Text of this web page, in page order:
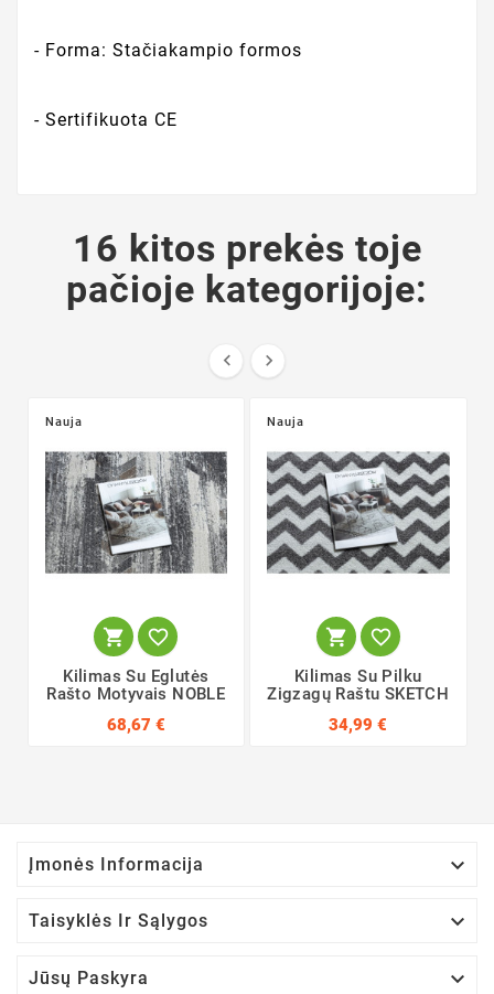
- Forma: Stačiakampio formos
- Sertifikuota CE
16 kitos prekės toje
pačioje kategorijoje:
 
Nauja
 
Kilimas Su Eglutės
Rašto Motyvais NOBLE
68,67 €
Nauja
 
Kilimas Su Pilku
Zigzagų Raštu SKETCH
34,99 €
Įmonės Informacija 
Taisyklės Ir Sąlygos 
Jūsų Paskyra 